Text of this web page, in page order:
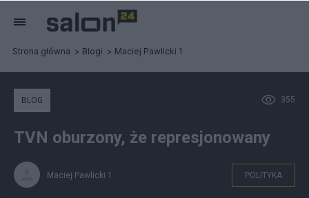
Strona główna Blogi Maciej Pawlicki 1
355
BLOG
TVN oburzony, że represjonowany
Maciej Pawlicki 1 POLITYKA